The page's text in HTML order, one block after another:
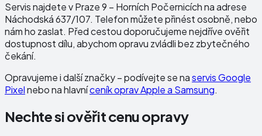
Servis najdete v Praze 9 – Horních Počernicích na adrese
Náchodská 637/107. Telefon můžete přinést osobně, nebo
nám ho zaslat. Před cestou doporučujeme nejdříve ověřit
dostupnost dílu, abychom opravu zvládli bez zbytečného
čekání.
Opravujeme i další značky – podívejte se naservis Google
Pixelnebo na hlavníceník oprav Apple a Samsung.
Nechte si ověřit cenu opravy